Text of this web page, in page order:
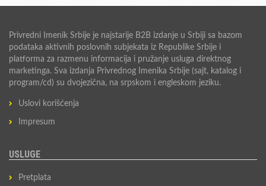
Privredni Imenik Srbije je najstarije B2B izdanje u Srbiji sa bazom
podataka aktivnih poslovnih subjekata iz Republike Srbije i
platforma za razmenu informacija i pružanje usluga direktnog
marketinga. Sva izdanja Privrednog Imenika Srbije (sajt, katalog i
program/cd) su dvojezična, na srpskom i engleskom jeziku.
Uslovi korišćenja
Impresum
USLUGE
Pretplata